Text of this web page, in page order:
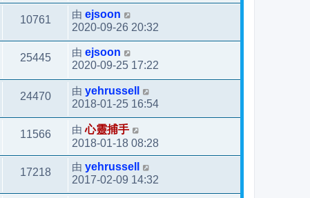
10761 由 ejsoon
2020-09-26 20:32
25445 由 ejsoon
2020-09-25 17:22
24470 由 yehrussell
2018-01-25 16:54
11566 由心靈捕手
2018-01-18 08:28
17218 由 yehrussell
2017-02-09 14:32